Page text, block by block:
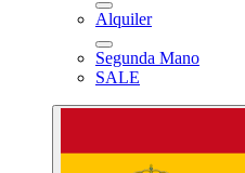
Alquiler
Segunda Mano
SALE